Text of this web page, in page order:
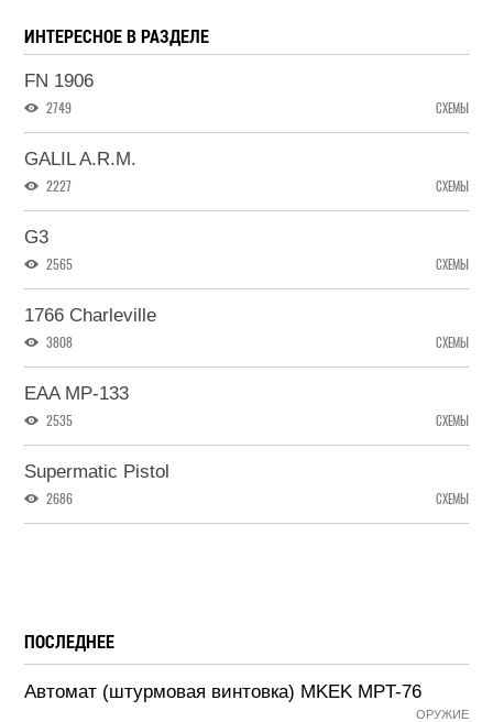
ИНТЕРЕСНОЕ В РАЗДЕЛЕ
FN 1906
2749 СХЕМЫ
GALIL A.R.M.
2227 СХЕМЫ
G3
2565 СХЕМЫ
1766 Charleville
3808 СХЕМЫ
EAA MP-133
2535 СХЕМЫ
Supermatic Pistol
2686 СХЕМЫ
ПОСЛЕДНЕЕ
Автомат (штурмовая винтовка) MKEK MPT-76
ОРУЖИЕ